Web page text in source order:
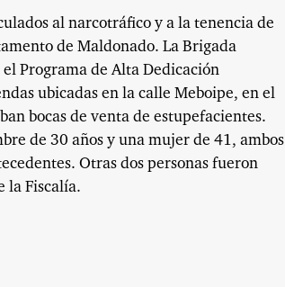
al narcotráfico y a la tenencia de
de Maldonado. La Brigada
Programa de Alta Dedicación
ubicadas en la calle Meboipe, en el
bocas de venta de estupefacientes.
de 30 años y una mujer de 41, ambos
Otras dos personas fueron
la Fiscalía.